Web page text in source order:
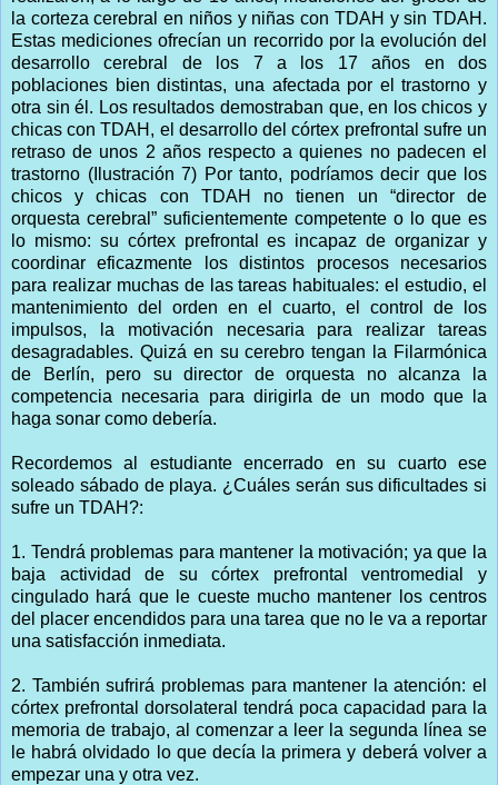
la corteza cerebral en niños y niñas con TDAH y sin TDAH.
Estas mediciones ofrecían un recorrido por la evolución del
desarrollo cerebral de los 7 a los 17 años en dos
poblaciones bien distintas, una afectada por el trastorno y
otra sin él. Los resultados demostraban que, en los chicos y
chicas con TDAH, el desarrollo del córtex prefrontal sufre un
retraso de unos 2 años respecto a quienes no padecen el
trastorno (Ilustración 7) Por tanto, podríamos decir que los
chicos y chicas con TDAH no tienen un “director de
orquesta cerebral” suficientemente competente o lo que es
lo mismo: su córtex prefrontal es incapaz de organizar y
coordinar eficazmente los distintos procesos necesarios
para realizar muchas de las tareas habituales: el estudio, el
mantenimiento del orden en el cuarto, el control de los
impulsos, la motivación necesaria para realizar tareas
desagradables. Quizá en su cerebro tengan la Filarmónica
de Berlín, pero su director de orquesta no alcanza la
competencia necesaria para dirigirla de un modo que la
haga sonar como debería.
Recordemos al estudiante encerrado en su cuarto ese
soleado sábado de playa. ¿Cuáles serán sus dificultades si
sufre un TDAH?:
1. Tendrá problemas para mantener la motivación; ya que la
baja actividad de su córtex prefrontal ventromedial y
cingulado hará que le cueste mucho mantener los centros
del placer encendidos para una tarea que no le va a reportar
una satisfacción inmediata.
2. También sufrirá problemas para mantener la atención: el
córtex prefrontal dorsolateral tendrá poca capacidad para la
memoria de trabajo, al comenzar a leer la segunda línea se
le habrá olvidado lo que decía la primera y deberá volver a
empezar una y otra vez.